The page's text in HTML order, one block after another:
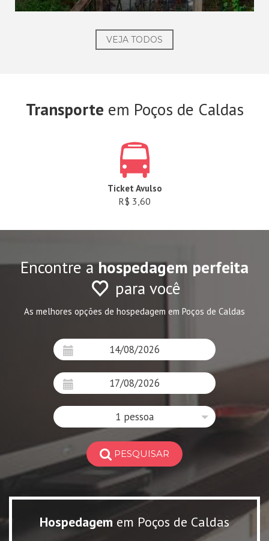
VEJA TODOS
Transporte em Poços de Caldas
Ticket Avulso
R$ 3,60
Encontre ahospedagem perfeita
para você
As melhores opções de hospedagem em Poços de Caldas
1 pessoa
PESQUISAR
Hospedagem em Poços de Caldas